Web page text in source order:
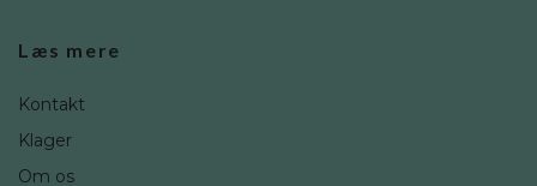
Læs mere
Kontakt
Klager
Om os